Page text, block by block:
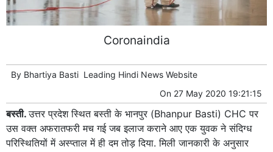
Coronaindia
By Bhartiya Basti Leading Hindi News Website
On 27 May 2020 19:21:15
बस्ती.उत्तर प्रदेश स्थित बस्ती के भानपुर (Bhanpur Basti) CHC पर
उस वक्त अफरातफरी मच गई जब इलाज कराने आए एक युवक ने संदिग्ध
परिस्थितियों में अस्प्ताल में ही दम तोड़ दिया. मिली जानकारी के अनुसार